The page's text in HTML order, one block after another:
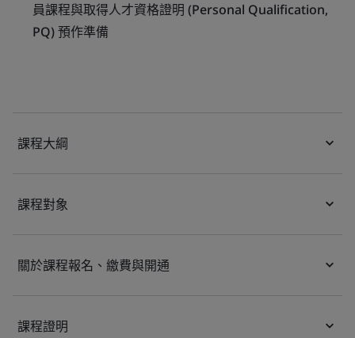
員課程與取得人才資格證明 (Personal Qualification,
PQ)預作準備
課程大綱
課程對象
關於課程報名、繳費與開通
課程證明